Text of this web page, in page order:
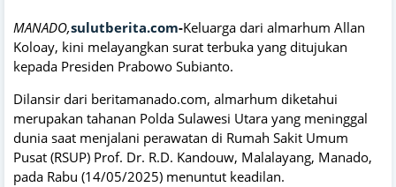
MANADO,sulutberita.com-Keluarga dari almarhum Allan
Koloay, kini melayangkan surat terbuka yang ditujukan
kepada Presiden Prabowo Subianto.
Dilansir dari beritamanado.com, almarhum diketahui
merupakan tahanan Polda Sulawesi Utara yang meninggal
dunia saat menjalani perawatan di Rumah Sakit Umum
Pusat (RSUP) Prof. Dr. R.D. Kandouw, Malalayang, Manado,
pada Rabu (14/05/2025) menuntut keadilan.